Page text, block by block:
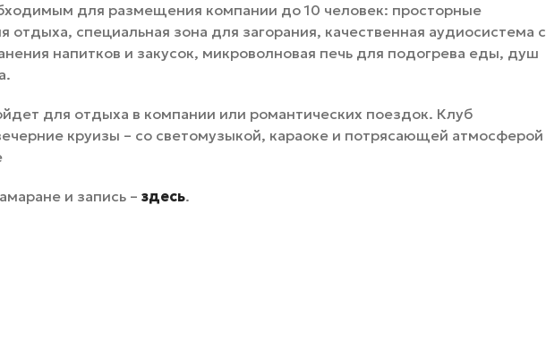
для размещения компании до 10 человек: просторные
специальная зона для загорания, качественная аудиосистема с
напитков и закусок, микроволновая печь для подогрева еды, душ
для отдыха в компании или романтических поездок. Клуб
круизы – со светомузыкой, караоке и потрясающей атмосферой
и запись – здесь.